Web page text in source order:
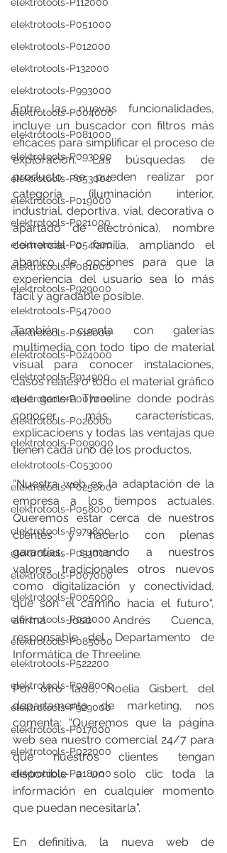
elektrotools-P051000
elektrotools-P012000
elektrotools-P132000
elektrotools-P993000
elektrotools-P004000
elektrotools-P081000
elektrotools-P093000
elektrotools-P053000
elektrotools-P019000
elektrotools-P021000
elektrotools-P054000
elektrotools-P081000
elektrotools-P929000
elektrotools-P547000
elektrotools-P018000
elektrotools-P024000
elektrotools-P914900
elektrotools-P007000
elektrotools-P026000
elektrotools-P009000
elektrotools-C053000
elektrotools-P025000
elektrotools-P058000
elektrotools-P979800
elektrotools-P033000
elektrotools-P007000
elektrotools-P005000
elektrotools-P021000
elektrotools-P085000
elektrotools-P522200
elektrotools-P008000
elektrotools-P929000
elektrotools-P017000
elektrotools-P022000
elektrotools-P018000
Entre las nuevas funcionalidades,
incluye un buscador con filtros más
eficaces para simplificar el proceso de
exploración. Las búsquedas de
producto se pueden realizar por
categoría (iluminación interior,
industrial, deportiva, vial, decorativa o
apartado de electrónica), nombre
comercial o familia, ampliando el
abanico de opciones para que la
experiencia del usuario sea lo más
fácil y agradable posible.
También cuenta con galerías
multimedia con todo tipo de material
visual para conocer instalaciones,
casos reales o todo el material gráfico
que genera Threeline donde podrás
conocer más características,
explicacioens y todas las ventajas que
tienen cada uno de los productos.
“Nuestra web es la adaptación de la
empresa a los tiempos actuales.
Queremos estar cerca de nuestros
clientes y hacerlo con plenas
garantías, sumando a nuestros
valores tradicionales otros nuevos
como digitalización y conectividad,
que son el camino hacia el futuro“,
afirma José Andrés Cuenca,
responsable del Departamento de
Informática de Threeline.
Por otro lado, Noelia Gisbert, del
departamento de marketing, nos
comenta: “Queremos que la página
web sea nuestro comercial 24/7 para
que nuestros clientes tengan
disponible a un solo clic toda la
información en cualquier momento
que puedan necesitarla”.
En definitiva, la nueva web de